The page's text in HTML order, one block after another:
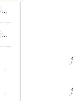
Millipore发光液的制备工艺：全链路质控保障检测性能稳定
Millipore发光液：多场景高灵敏检测的核心试剂支撑